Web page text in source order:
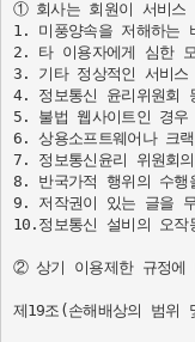
① 회사는 회원이 서비스
1. 미풍양속을 저해하는
2. 타 이용자에게 심한
3. 기타 정상적인 서비
4. 정보통신 윤리위원회
5. 불법 웹사이트인 경우
6. 상용소프트웨어나 크
7. 정보통신윤리 위원회
8. 반국가적 행위의 수행
9. 저작권이 있는 글을
10.정보통신 설비의 오작
② 상기 이용제한 규정에
제19조(손해배상의 범위